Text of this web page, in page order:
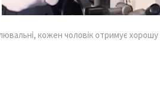
кожен чоловік отримує хорошу